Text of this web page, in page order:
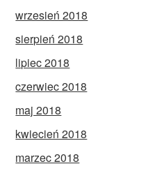
wrzesień 2018
sierpień 2018
lipiec 2018
czerwiec 2018
maj 2018
kwiecień 2018
marzec 2018